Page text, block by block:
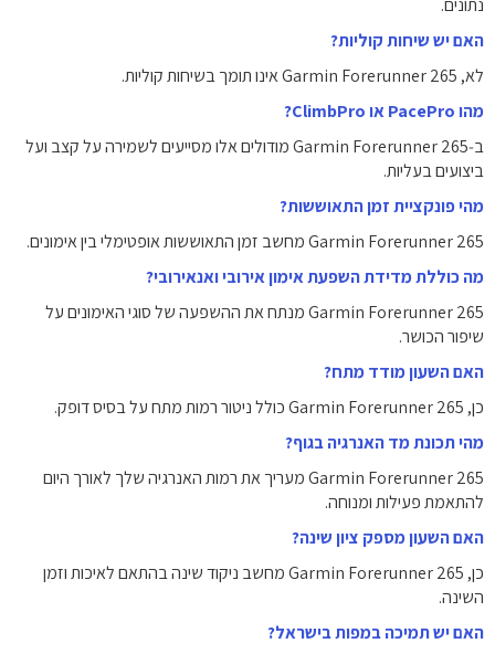
נתונים.
האם יש שיחות קוליות?
לא, Garmin Forerunner 265 אינו תומך בשיחות קוליות.
מהו PacePro או ClimbPro?
ב‑Garmin Forerunner 265 מודולים אלו מסייעים לשמירה על קצב ועל
ביצועים בעליות.
מהי פונקציית זמן התאוששות?
Garmin Forerunner 265 מחשב זמן התאוששות אופטימלי בין אימונים.
מה כוללת מדידת השפעת אימון אירובי ואנאירובי?
Garmin Forerunner 265 מנתח את ההשפעה של סוגי האימונים על
שיפור הכושר.
האם השעון מודד מתח?
כן, Garmin Forerunner 265 כולל ניטור רמות מתח על בסיס דופק.
מהי תכונת מד האנרגיה בגוף?
Garmin Forerunner 265 מעריך את רמות האנרגיה שלך לאורך היום
להתאמת פעילות ומנוחה.
האם השעון מספק ציון שינה?
כן, Garmin Forerunner 265 מחשב ניקוד שינה בהתאם לאיכות וזמן
השינה.
האם יש תמיכה במפות בישראל?